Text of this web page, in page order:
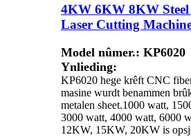
4KW 6KW 8KW
Laser Cutting
Model nûmer.: KP6020
Ynlieding:
KP6020 hege krêft CNC
masine wurdt benammen
metalen sheet.1000 watt,
3000 watt, 4000 watt, 6000
12KW, 15KW, 20KW is